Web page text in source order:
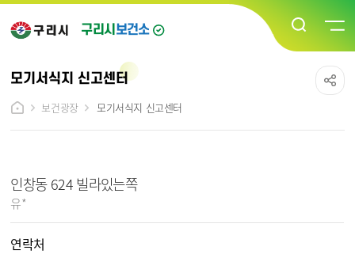
구리시 보건소
모기서식지 신고센터
보건광장
모기서식지 신고센터
인창동 624 빌라있는쪽
유*
연락처